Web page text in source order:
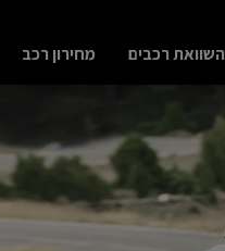
השוואת רכבים מחירון רכב